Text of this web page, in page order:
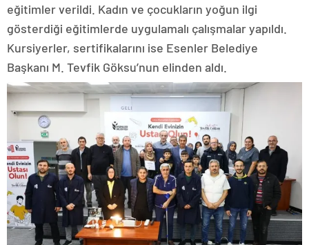
eğitimler verildi. Kadın ve çocukların yoğun ilgi
gösterdiği eğitimlerde uygulamalı çalışmalar yapıldı.
Kursiyerler, sertifikalarını ise Esenler Belediye
Başkanı M. Tevfik Göksu’nun elinden aldı.